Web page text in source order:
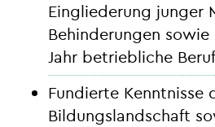
Eingliederung junger
Behinderungen
Jahr betriebliche
Fundierte Kenntnisse
Bildungslandschaft